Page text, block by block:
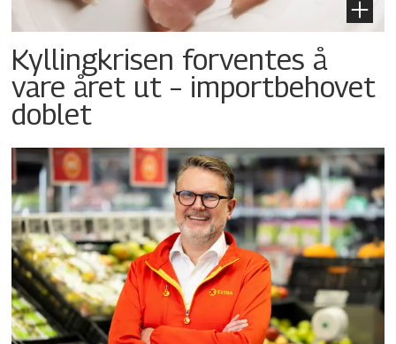
Kyllingkrisen forventes å
vare året ut – importbehovet
doblet